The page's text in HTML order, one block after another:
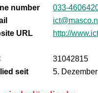
number
033-
ict@masco.nl
URL
http://
31042815
seit
5.